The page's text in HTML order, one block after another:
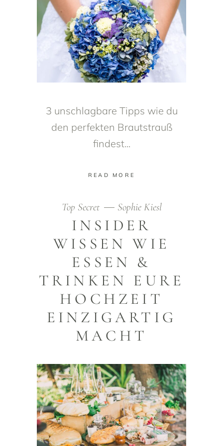
3 unschlagbare Tipps wie du
den perfekten Brautstrauß
findest
READ MORE
Top Secret Sophie Kiesl
INSIDER
WISSEN WIE
ESSEN &
TRINKEN EURE
HOCHZEIT
EINZIGARTIG
MACHT